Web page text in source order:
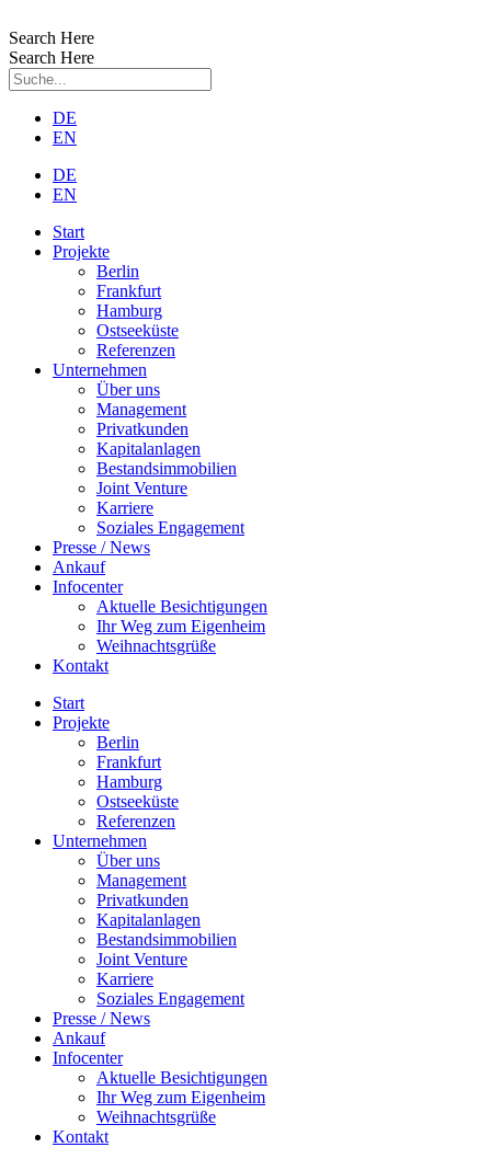
Inhalt
wechseln
Search Here
Search Here
DE
EN
DE
EN
Start
Projekte
Berlin
Frankfurt
Hamburg
Ostseeküste
Referenzen
Unternehmen
Über uns
Management
Privatkunden
Kapitalanlagen
Bestandsimmobilien
Joint Venture
Karriere
Soziales Engagement
Presse / News
Ankauf
Infocenter
Aktuelle Besichtigungen
Ihr Weg zum Eigenheim
Weihnachtsgrüße
Kontakt
Start
Projekte
Berlin
Frankfurt
Hamburg
Ostseeküste
Referenzen
Unternehmen
Über uns
Management
Privatkunden
Kapitalanlagen
Bestandsimmobilien
Joint Venture
Karriere
Soziales Engagement
Presse / News
Ankauf
Infocenter
Aktuelle Besichtigungen
Ihr Weg zum Eigenheim
Weihnachtsgrüße
Kontakt